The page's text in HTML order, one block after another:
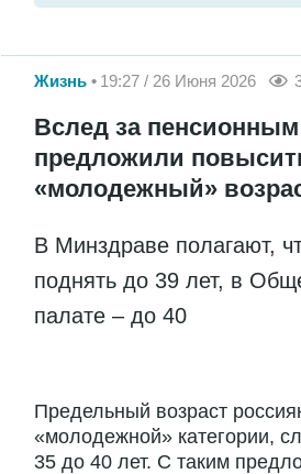
Жизнь 19:27 / 26 Июня 2026
Вслед за
предложили
«молодежный»
В Минздраве полагают,
поднять до 39 лет, в
палате – до 40
Предельный возраст
«молодежной» категории,
35 до 40 лет. С таким